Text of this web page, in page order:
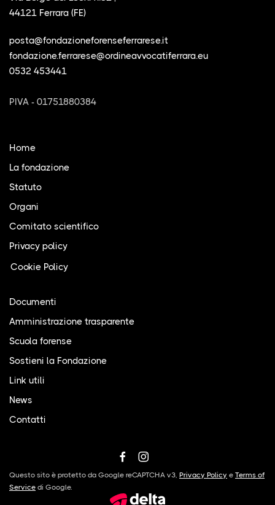
44121 Ferrara (FE)
posta@fondazioneforenseferrarese.it
fondazione.ferrarese@ordineavvocatiferrara.eu
0532 453441
PIVA - 01751880384
Home
La fondazione
Statuto
Organi
Comitato scientifico
Privacy policy
Cookie Policy
Documenti
Amministrazione trasparente
Scuola forense
Sostieni la Fondazione
Link utili
News
Contatti
Questo sito è protetto da Google reCAPTCHA v3, Privacy Policy e Terms of
Service di Google.